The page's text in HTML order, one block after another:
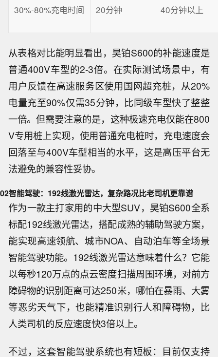
30%-80%充电时间 20分钟 40分钟以上
从表格对比能明显看出，昊铂S600的补能速度是
普通400V车型的2-3倍。在实际测试场景中，有
用户反馈在高速服务区使用国网超充桩，从20%
电量充至90%仅需35分钟，比同级车型快了整整
一倍。但需要注意的是，这种极速充电仅能在800
V专用桩上实现，使用普通充电桩时，充电速度会
回落至与400V车型相当的水平，这是高压平台无
法避免的兼容性妥协。
02智能驾驶：192线激光雷达，复杂路况比老司机更靠谱
作为一款主打家用的中大型SUV，昊铂S600全系
标配192线激光雷达，搭配成熟的辅助驾驶方案，
能实现高速领航、城市NOA、自动泊车等全场景
智能驾驶功能。192线激光雷达意味着什么？它能
以每秒120万点的点云密度扫描周围环境，对前方
障碍物的识别距离可达250米，哪怕在暴雨、大雾
等恶劣天气下，也能精准识别行人和障碍物，比
人类司机的反应速度快3倍以上。
不过，这套智能驾驶系统也有短板：目前仅支持